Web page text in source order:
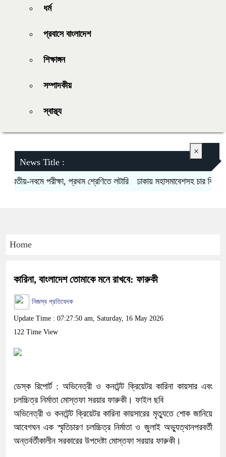
ধর্ম
প্রবাসে বাংলাদেশ
শিক্ষাঙ্গন
সম্পাদকীয়
স্বাস্থ্য
News Title :
নবমে পরীক্ষা, প্রথম শ্রেণিতে লটারি
ঢাকায় মহাসমাবেশসহ চার বিভাগে
×
Home
কারিনা, বাংলাদেশ তোমাকে মনে রাখবে: ফারুকী
নিজস্ব প্রতিবেদক
Update Time : 07:27:50 am, Saturday, 16 May 2026
122 Time View
ডেস্ক রিপোর্ট : অভিনেত্রী ও কনটেন্ট ক্রিয়েটর কারিনা কায়সার এবং
চলচ্চিত্র নির্মাতা মোস্তফা সরয়ার ফারুকী। ফাইল ছবি
অভিনেত্রী ও কনটেন্ট ক্রিয়েটর কারিনা কায়সারের মৃত্যুতে শোক জানিয়ে
আবেগঘন এক স্মৃতিচারণ চলচ্চিত্র নির্মাতা ও জুলাই অভ্যুত্থানপরবর্তী
অন্তর্বর্তীকালীন সরকারের উপদেষ্টা মোস্তফা সরয়ার ফারুকী।